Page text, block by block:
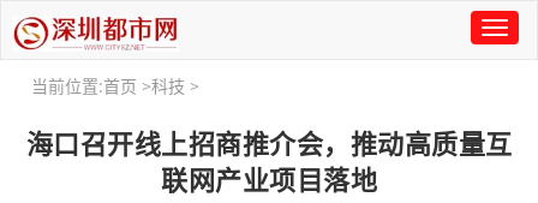
Toggle
当前位置:首页 >科技 >
海口召开线上招商推介会，推动高质量互
联网产业项目落地